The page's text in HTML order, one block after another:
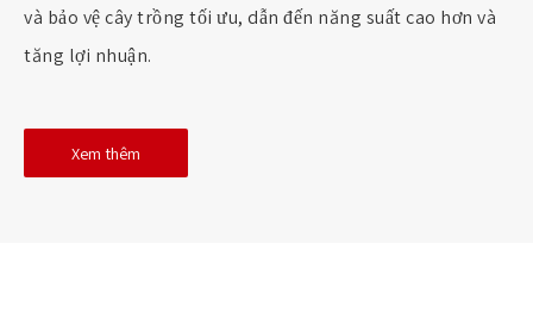
và bảo vệ cây trồng tối ưu, dẫn đến năng suất cao hơn và
tăng lợi nhuận.
Xem thêm